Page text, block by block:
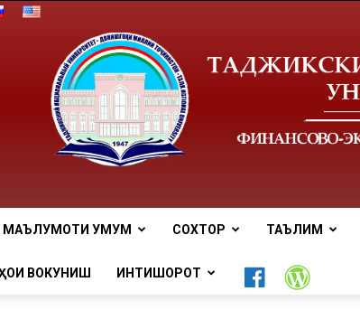
МАЪЛУМОТИ УМУМӢ СОХТОР ТАЪЛИМ
ВОКУНИШӢ ИНТИШОРОТ